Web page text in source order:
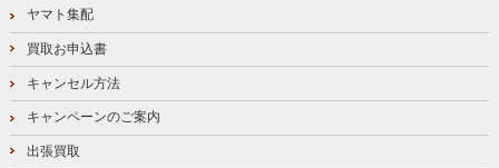
ヤマト集配
買取お申込書
キャンセル方法
キャンペーンのご案内
出張買取